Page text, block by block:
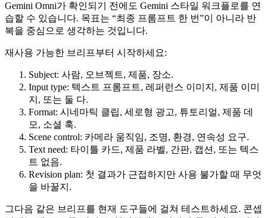
Gemini Omni가 확인되기 전에도 Gemini 스타일 워크플로를 연
습할 수 있습니다. 목표는 “최종 프롬프트 한 번”이 아니라 반
복을 중심으로 생각하는 것입니다.
재사용 가능한 브리프부터 시작하세요:
Subject: 사람, 오브젝트, 제품, 장소.
Input type: 텍스트 프롬프트, 레퍼런스 이미지, 제품 이미
지, 또는 둘 다.
Format: 시네마틱 클립, 세로형 광고, 튜토리얼, 제품 데
모, 소셜 훅.
Scene control: 카메라 움직임, 조명, 환경, 연속성 요구.
Text need: 타이틀 카드, 제품 라벨, 간판, 캡션, 또는 텍스
트 없음.
Revision plan: 첫 결과가 근접하지만 사용 불가할 때 무엇
을 바꿀지.
그다음 같은 브리프를 현재 도구들에 걸쳐 테스트하세요. 콘셉